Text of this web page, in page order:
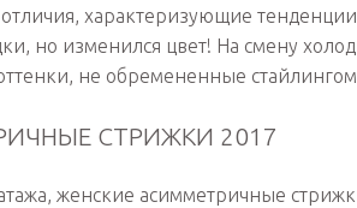
характеризующие
но изменился цвет! На смену
не обремененные
СТРИЖКИ 2017
женские асимметричные